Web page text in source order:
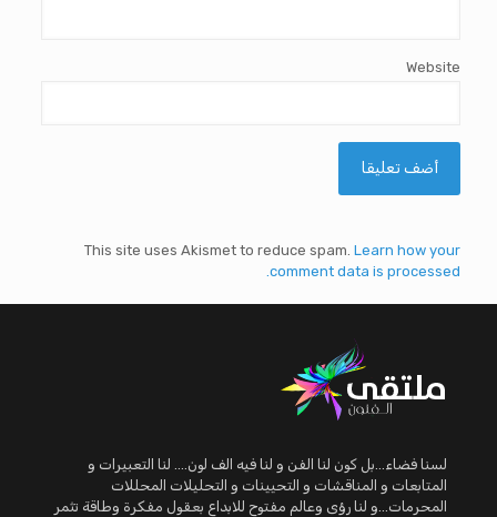
Website
This site uses Akismet to reduce spam. Learn how your
comment data is processed.
لسنا فضاء...بل كون لنا الفن و لنا فيه الف لون.... لنا التعبيرات و
المتابعات و المناقشات و التحيينات و التحليلات المحللات
المحرمات...و لنا رؤى وعالم مفتوح للابداع بعقول مفكرة وطاقة تثمر